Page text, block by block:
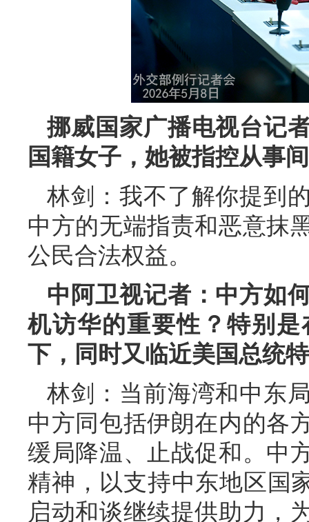
挪威国家广播电视台记
国籍女子，她被指控从事
林剑：我不了解你提到
中方的无端指责和恶意抹
公民合法权益。
中阿卫视记者：中方如
机访华的重要性？特别
下，同时又临近美国总统
林剑：当前海湾和中东
中方同包括伊朗在内的各
缓局降温、止战促和。中
精神，以支持中东地区国
启动和谈继续提供助力，